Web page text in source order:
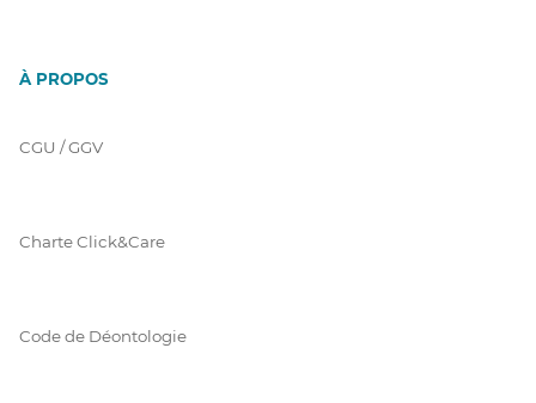
À PROPOS
CGU / GGV
Charte Click&Care
Code de Déontologie